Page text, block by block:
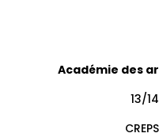
Académie des
13/